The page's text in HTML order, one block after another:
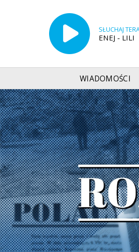
SŁUCHAJ
ENEJ - LILI
WIADOMOŚCI